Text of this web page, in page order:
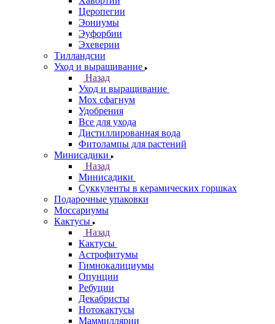
Церопегии
Эониумы
Эуфорбии
Эхеверии
Тилландсии
Уход и выращивание
Назад
Уход и выращивание
Мох сфагнум
Удобрения
Все для ухода
Дистиллированная вода
Фитолампы для растений
Минисадики
Назад
Минисадики
Суккуленты в керамических горшках
Подарочные упаковки
Моссариумы
Кактусы
Назад
Кактусы
Астрофитумы
Гимнокалициумы
Опунции
Ребуции
Декабристы
Нотокактусы
Маммиллярии